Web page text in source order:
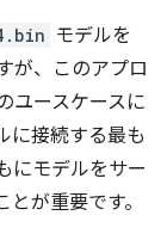
モデルを
が、このアプロ
ユースケースに
に接続する最も
にモデルをサー
が重要です。